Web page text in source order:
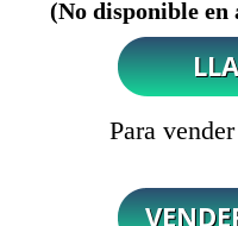
(No disponible en
Para